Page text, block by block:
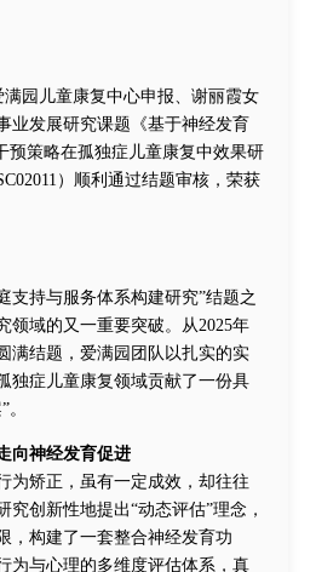
园儿童康复中心申报、谢丽霞女
业发展研究课题《基于神经发育
预策略在孤独症儿童康复中效果研
）顺利通过结题审核，荣获
支持与服务体系构建研究”结题之
领域的又一重要突破。从2025年
满结题，爱满园团队以扎实的实
独症儿童康复领域贡献了一份具
向神经发育促进
为矫正，虽有一定成效，却往往
究创新性地提出“动态评估”理念，
，构建了一套整合神经发育功
为与心理的多维度评估体系，真